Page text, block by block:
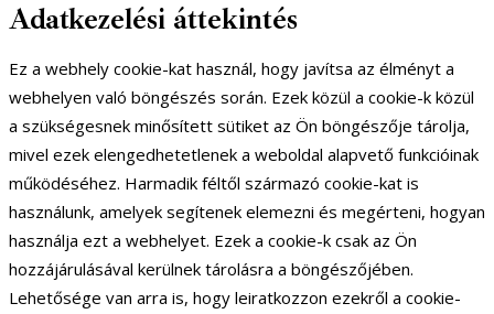
Adatkezelési áttekintés
Ez a webhely cookie-kat használ, hogy javítsa az élményt a
webhelyen való böngészés során. Ezek közül a cookie-k közül
a szükségesnek minősített sütiket az Ön böngészője tárolja,
mivel ezek elengedhetetlenek a weboldal alapvető funkcióinak
működéséhez. Harmadik féltől származó cookie-kat is
használunk, amelyek segítenek elemezni és megérteni, hogyan
használja ezt a webhelyet. Ezek a cookie-k csak az Ön
hozzájárulásával kerülnek tárolásra a böngészőjében.
Lehetősége van arra is, hogy leiratkozzon ezekről a cookie-